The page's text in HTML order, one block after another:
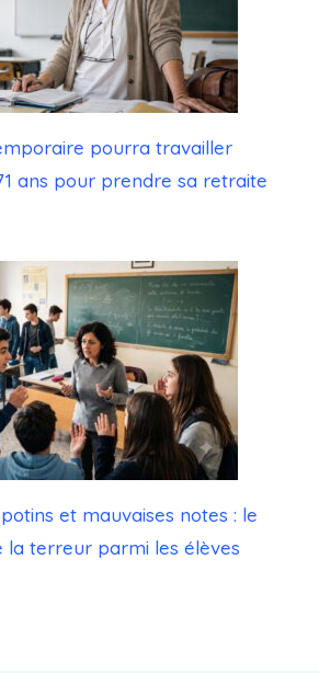
pourra travailler
ans pour prendre sa retraite
et mauvaises notes : le
la terreur parmi les élèves